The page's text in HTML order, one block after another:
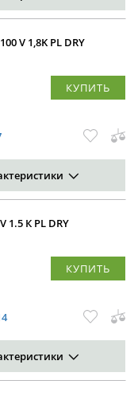
V 1,8K PL DRY
КУПИТЬ
1.5 К PL DRY
КУПИТЬ